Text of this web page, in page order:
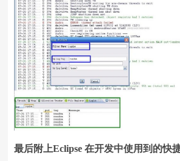
最后附上Eclipse 在开发中使用到的快